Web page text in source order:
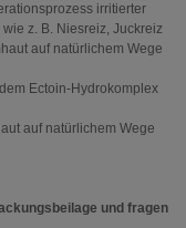
irritierter
z. B. Niesreiz, Juckreiz
auf natürlichem Wege
Ectoin-Hydrokomplex
auf natürlichem Wege
und fragen